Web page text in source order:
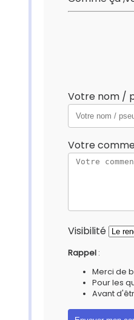
Votre nom /
Votre
Visibilité
Rappel :
Merci de
Pour les
Avant